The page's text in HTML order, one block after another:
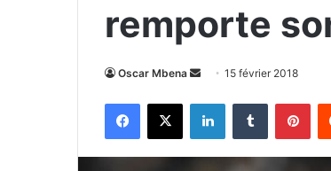
remporte
Oscar Mbena
Envoyer
courriel
15 février 2018
Facebook
X LinkedinTumblr